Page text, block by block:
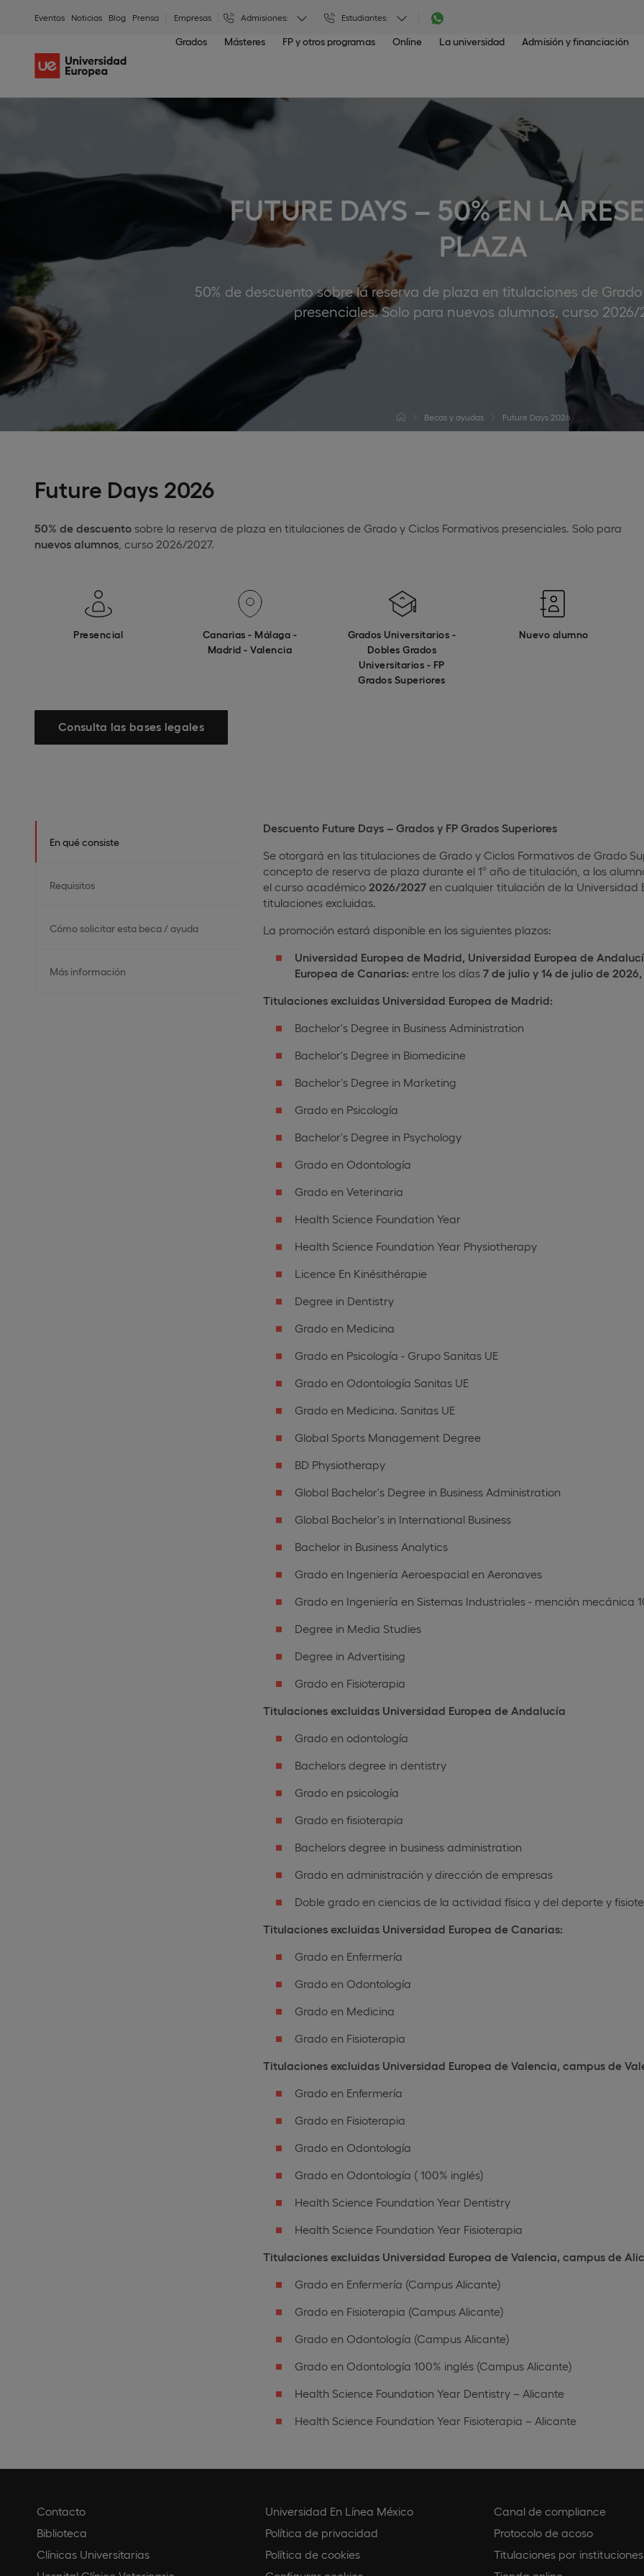
Eventos Noticias Blog Prensa Empresas Admisiones: Estudiantes:
Grados Másteres FP y otros programas Online La universidad Admisión y financiación
FUTURE DAYS – 50% EN LA
PLAZA
50% de descuento sobre la reserva de plaza en titulaciones de
presenciales. Solo para nuevos alumnos, curso 2026/
Becas y ayudas Future Days 2026
Future Days 2026
50% de descuento sobre la reserva de plaza en titulaciones de Grado y Ciclos Formativos presenciales. Solo para
nuevos alumnos , curso 2026/2027.
Presencial
Canarias - Málaga -
Madrid - Valencia
Grados Universitarios -
Dobles Grados
Universitarios - FP
Grados Superiores
Nuevo alumno
Consulta las bases legales
En qué consiste
Requisitos
Cómo solicitar esta beca / ayuda
Más información
Descuento Future Days – Grados y FP Grados Superiores
Se otorgará en las titulaciones de Grado y Ciclos Formativos de Grado
concepto de reserva de plaza durante el 1º año de titulación, a los
el curso académico 2026/2027 en cualquier titulación de la Universidad
titulaciones excluidas.
La promoción estará disponible en los siguientes plazos:
Universidad Europea de Madrid, Universidad Europea de
Europea de Canarias: entre los días 7 de julio y 14 de julio de 2026,
Titulaciones excluidas Universidad Europea de Madrid:
Bachelor's Degree in Business Administration
Bachelor's Degree in Biomedicine
Bachelor's Degree in Marketing
Grado en Psicología
Bachelor's Degree in Psychology
Grado en Odontología
Grado en Veterinaria
Health Science Foundation Year
Health Science Foundation Year Physiotherapy
Licence En Kinésithérapie
Degree in Dentistry
Grado en Medicina
Grado en Psicología - Grupo Sanitas UE
Grado en Odontología Sanitas UE
Grado en Medicina. Sanitas UE
Global Sports Management Degree
BD Physiotherapy
Global Bachelor's Degree in Business Administration
Global Bachelor's in International Business
Bachelor in Business Analytics
Grado en Ingeniería Aeroespacial en Aeronaves
Grado en Ingeniería en Sistemas Industriales - mención mecánica
Degree in Media Studies
Degree in Advertising
Grado en Fisioterapia
Titulaciones excluidas Universidad Europea de Andalucía
Grado en odontología
Bachelors degree in dentistry
Grado en psicología
Grado en fisioterapia
Bachelors degree in business administration
Grado en administración y dirección de empresas
Doble grado en ciencias de la actividad física y del deporte y
Titulaciones excluidas Universidad Europea de Canarias:
Grado en Enfermería
Grado en Odontología
Grado en Medicina
Grado en Fisioterapia
Titulaciones excluidas Universidad Europea de Valencia, campus de
Grado en Enfermería
Grado en Fisioterapia
Grado en Odontología
Grado en Odontología ( 100% inglés)
Health Science Foundation Year Dentistry
Health Science Foundation Year Fisioterapia
Titulaciones excluidas Universidad Europea de Valencia, campus de
Grado en Enfermería (Campus Alicante)
Grado en Fisioterapia (Campus Alicante)
Grado en Odontología (Campus Alicante)
Grado en Odontología 100% inglés (Campus Alicante)
Health Science Foundation Year Dentistry – Alicante
Health Science Foundation Year Fisioterapia – Alicante
Contacto
Biblioteca
Clínicas Universitarias
Universidad En Línea México
Política de privacidad
Política de cookies
Canal de compliance
Protocolo de acoso
Titulaciones por instituciones